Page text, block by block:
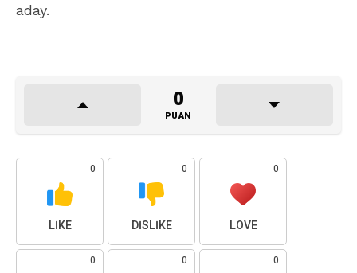
aday.
0
PUAN
0
LIKE
0
DISLIKE
0
LOVE
0 0 0